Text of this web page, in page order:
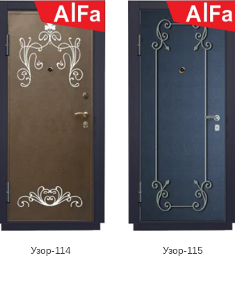
Узор-114 Узор-115